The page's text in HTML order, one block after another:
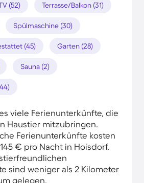
(52) Terrasse/Balkon (31)
Spülmaschine (30)
(45) Garten (28)
Sauna (2)
viele Ferienunterkünfte, die
Haustier mitzubringen.
Ferienunterkünfte kosten
€ pro Nacht in Hoisdorf.
sind weniger als 2 Kilometer
gelegen.